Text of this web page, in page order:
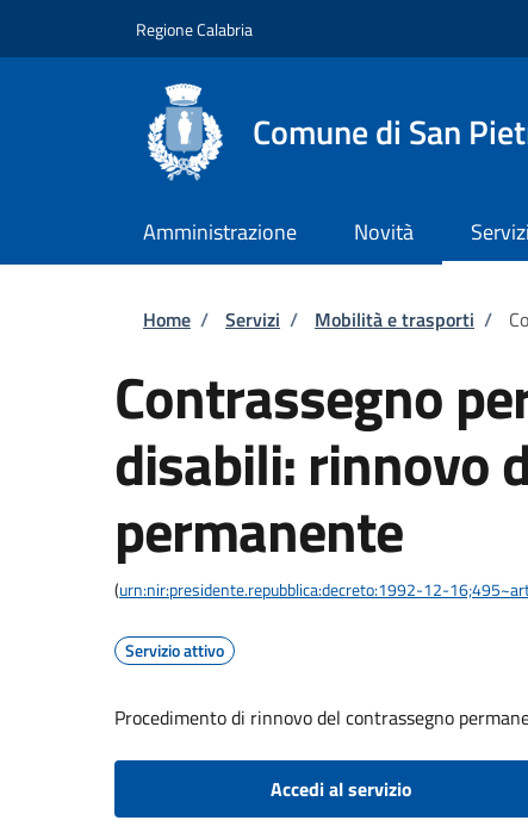
Regione Calabria
Comune di San
Amministrazione Novità Servizi
Briciole di pane
Home / Servizi / Mobilità e trasporti /
Contrassegno
disabili: rinnovo
permanente
(urn:nir:presidente.repubblica:decreto:1992-12-
Servizio attivo
Procedimento di rinnovo del contrassegno
Accedi al servizio